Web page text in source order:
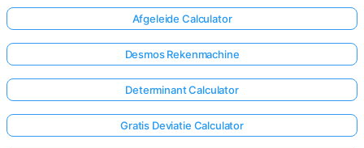
Afgeleide Calculator
Desmos Rekenmachine
Determinant Calculator
Gratis Deviatie Calculator